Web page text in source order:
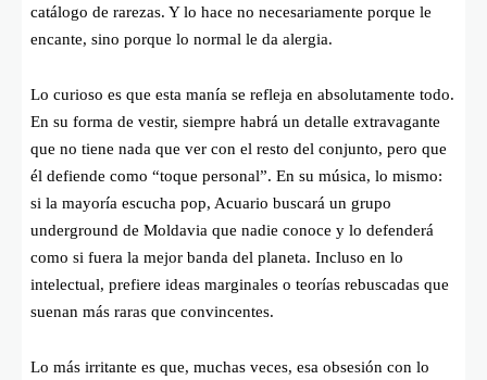
catálogo de rarezas. Y lo hace no necesariamente porque le
encante, sino porque lo normal le da alergia.
Lo curioso es que esta manía se refleja en absolutamente todo.
En su forma de vestir, siempre habrá un detalle extravagante
que no tiene nada que ver con el resto del conjunto, pero que
él defiende como “toque personal”. En su música, lo mismo:
si la mayoría escucha pop, Acuario buscará un grupo
underground de Moldavia que nadie conoce y lo defenderá
como si fuera la mejor banda del planeta. Incluso en lo
intelectual, prefiere ideas marginales o teorías rebuscadas que
suenan más raras que convincentes.
Lo más irritante es que, muchas veces, esa obsesión con lo